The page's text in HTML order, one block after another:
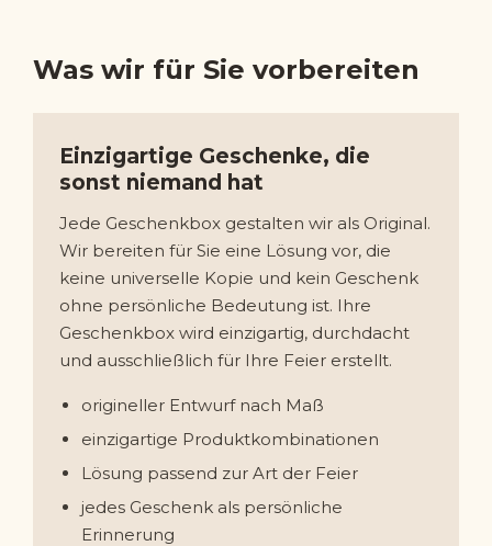
Was wir für Sie vorbereiten
Einzigartige Geschenke, die
sonst niemand hat
Jede Geschenkbox gestalten wir als Original.
Wir bereiten für Sie eine Lösung vor, die
keine universelle Kopie und kein Geschenk
ohne persönliche Bedeutung ist. Ihre
Geschenkbox wird einzigartig, durchdacht
und ausschließlich für Ihre Feier erstellt.
origineller Entwurf nach Maß
einzigartige Produktkombinationen
Lösung passend zur Art der Feier
jedes Geschenk als persönliche
Erinnerung